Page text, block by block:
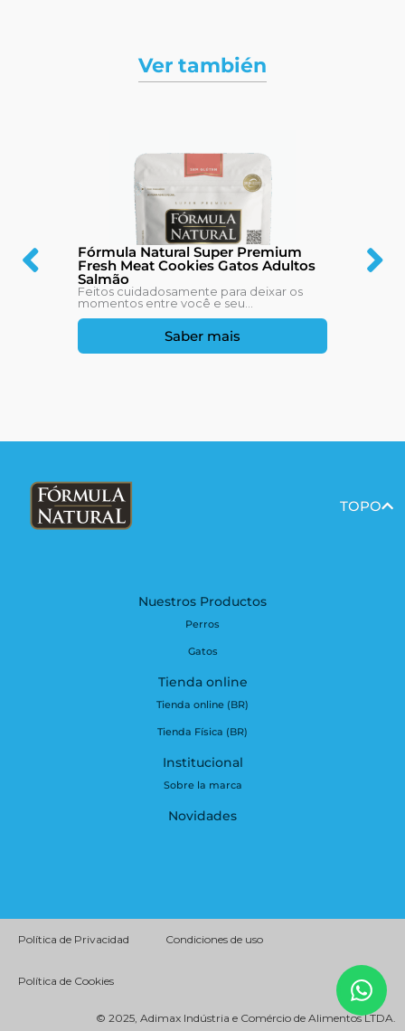
Ver también
Fórmula Natural Super Premium
Fresh Meat Cookies Gatos Adultos
Salmão
Feitos cuidadosamente para deixar os
momentos entre você e seu...
Saber mais
TOPO
Nuestros Productos
Perros
Gatos
Tienda online
Tienda online (BR)
Tienda Física (BR)
Institucional
Sobre la marca
Novidades
Política de Privacidad Condiciones de uso
Política de Cookies
© 2025, Adimax Indústria e Comércio de Alimentos LTDA.